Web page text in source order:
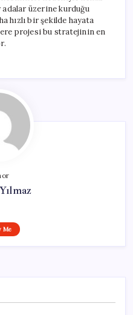
üzerine kurduğu
hızlı bir şekilde hayata
projesi bu stratejinin en
Me